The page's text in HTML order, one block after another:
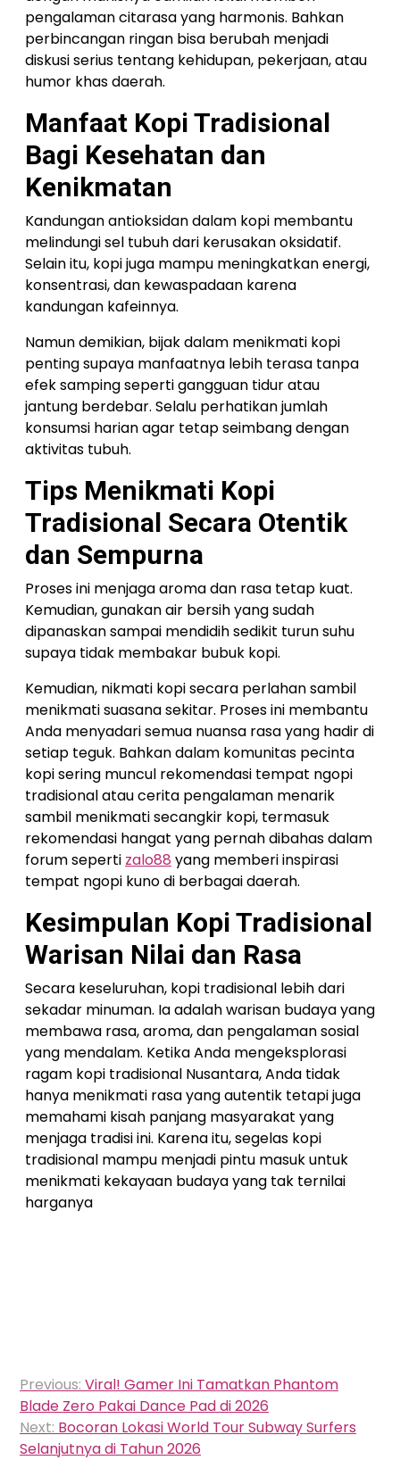
pengalaman citarasa yang harmonis. Bahkan
perbincangan ringan bisa berubah menjadi
diskusi serius tentang kehidupan, pekerjaan, atau
humor khas daerah.
Manfaat Kopi Tradisional
Bagi Kesehatan dan
Kenikmatan
Kandungan antioksidan dalam kopi membantu
melindungi sel tubuh dari kerusakan oksidatif.
Selain itu, kopi juga mampu meningkatkan energi,
konsentrasi, dan kewaspadaan karena
kandungan kafeinnya.
Namun demikian, bijak dalam menikmati kopi
penting supaya manfaatnya lebih terasa tanpa
efek samping seperti gangguan tidur atau
jantung berdebar. Selalu perhatikan jumlah
konsumsi harian agar tetap seimbang dengan
aktivitas tubuh.
Tips Menikmati Kopi
Tradisional Secara Otentik
dan Sempurna
Proses ini menjaga aroma dan rasa tetap kuat.
Kemudian, gunakan air bersih yang sudah
dipanaskan sampai mendidih sedikit turun suhu
supaya tidak membakar bubuk kopi.
Kemudian, nikmati kopi secara perlahan sambil
menikmati suasana sekitar. Proses ini membantu
Anda menyadari semua nuansa rasa yang hadir di
setiap teguk. Bahkan dalam komunitas pecinta
kopi sering muncul rekomendasi tempat ngopi
tradisional atau cerita pengalaman menarik
sambil menikmati secangkir kopi, termasuk
rekomendasi hangat yang pernah dibahas dalam
forum seperti zalo88 yang memberi inspirasi
tempat ngopi kuno di berbagai daerah.
Kesimpulan Kopi Tradisional
Warisan Nilai dan Rasa
Secara keseluruhan, kopi tradisional lebih dari
sekadar minuman. Ia adalah warisan budaya yang
membawa rasa, aroma, dan pengalaman sosial
yang mendalam. Ketika Anda mengeksplorasi
ragam kopi tradisional Nusantara, Anda tidak
hanya menikmati rasa yang autentik tetapi juga
memahami kisah panjang masyarakat yang
menjaga tradisi ini. Karena itu, segelas kopi
tradisional mampu menjadi pintu masuk untuk
menikmati kekayaan budaya yang tak ternilai
harganya
Navigasi
pos
Previous: Viral! Gamer Ini Tamatkan Phantom
Blade Zero Pakai Dance Pad di 2026
Next: Bocoran Lokasi World Tour Subway Surfers
Selanjutnya di Tahun 2026